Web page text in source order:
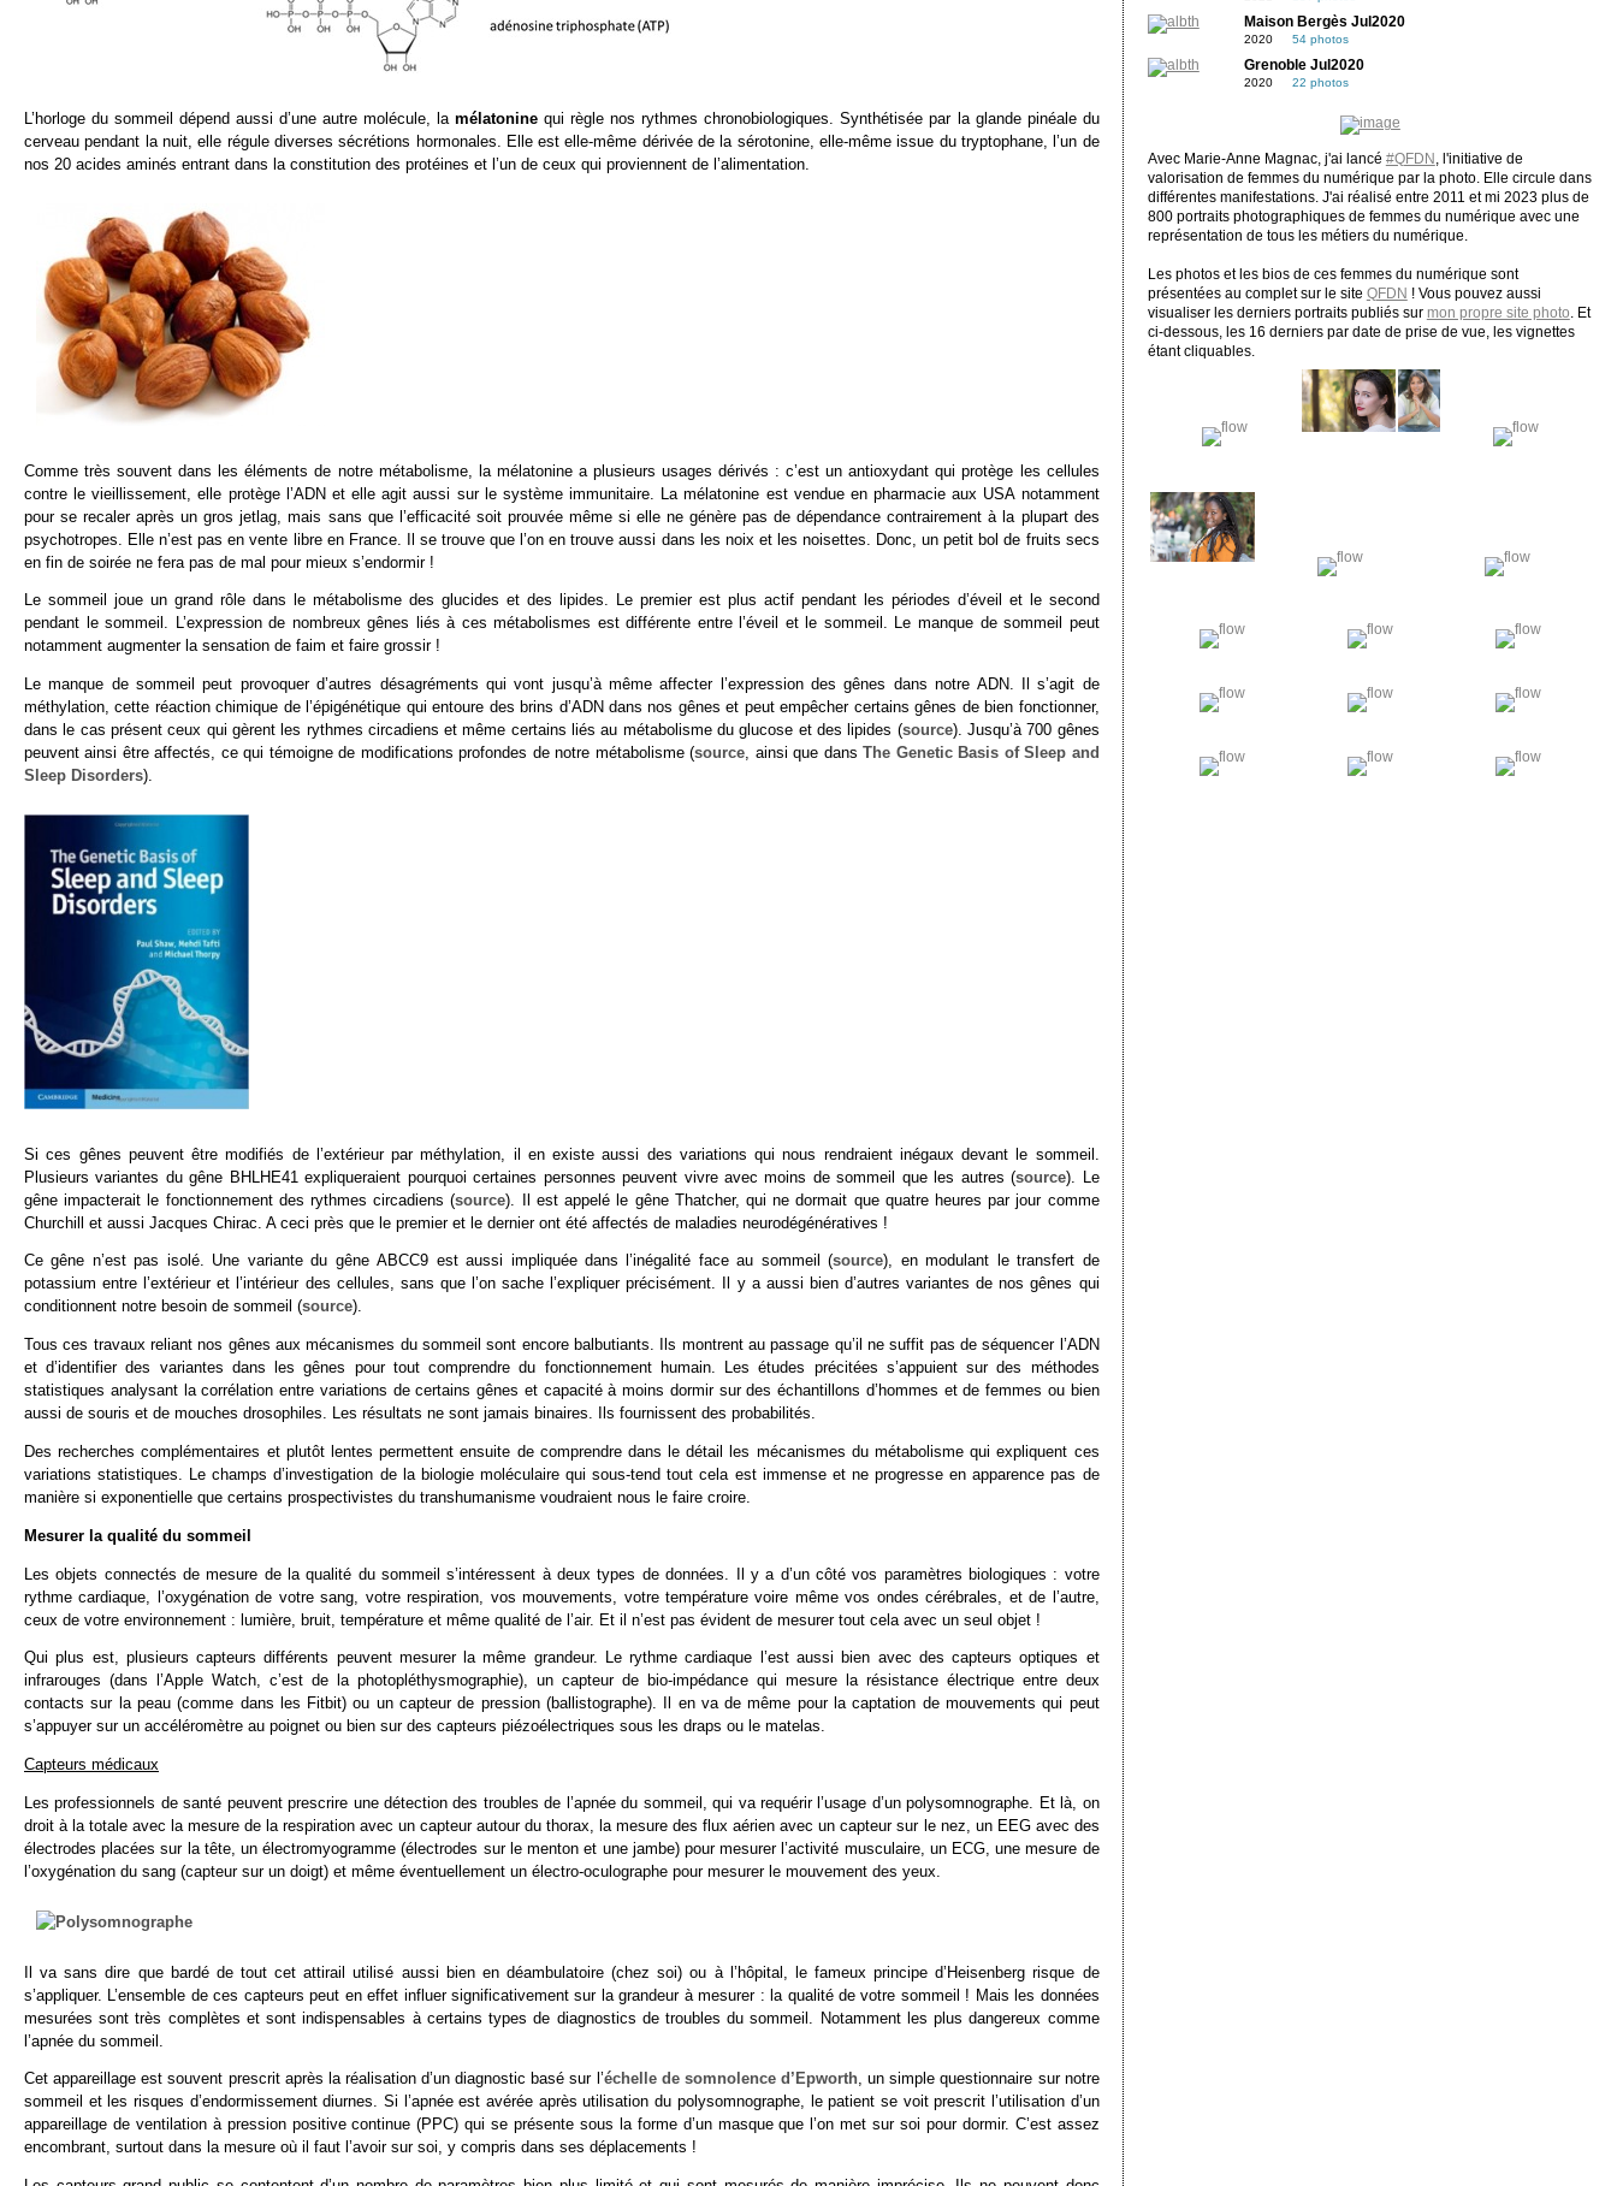
L’horloge du sommeil dépend aussi d’une autre molécule, lamélatoninequi règle nos rythmes chronobiologiques. Synthétisée par la glande pinéale du
cerveau pendant la nuit, elle régule diverses sécrétions hormonales. Elle est elle-même dérivée de la sérotonine, elle-même issue du tryptophane, l’un de
nos 20 acides aminés entrant dans la constitution des protéines et l’un de ceux qui proviennent de l’alimentation.
Comme très souvent dans les éléments de notre métabolisme, la mélatonine a plusieurs usages dérivés : c’est un antioxydant qui protège les cellules
contre le vieillissement, elle protège l’ADN et elle agit aussi sur le système immunitaire. La mélatonine est vendue en pharmacie aux USA notamment
pour se recaler après un gros jetlag, mais sans que l’efficacité soit prouvée même si elle ne génère pas de dépendance contrairement à la plupart des
psychotropes. Elle n’est pas en vente libre en France. Il se trouve que l’on en trouve aussi dans les noix et les noisettes. Donc, un petit bol de fruits secs
en fin de soirée ne fera pas de mal pour mieux s’endormir !
Le sommeil joue un grand rôle dans le métabolisme des glucides et des lipides. Le premier est plus actif pendant les périodes d’éveil et le second
pendant le sommeil. L’expression de nombreux gênes liés à ces métabolismes est différente entre l’éveil et le sommeil. Le manque de sommeil peut
notamment augmenter la sensation de faim et faire grossir !
Le manque de sommeil peut provoquer d’autres désagréments qui vont jusqu’à même affecter l’expression des gênes dans notre ADN. Il s’agit de
méthylation, cette réaction chimique de l’épigénétique qui entoure des brins d’ADN dans nos gênes et peut empêcher certains gênes de bien fonctionner,
dans le cas présent ceux qui gèrent les rythmes circadiens et même certains liés au métabolisme du glucose et des lipides (source). Jusqu’à 700 gênes
peuvent ainsi être affectés, ce qui témoigne de modifications profondes de notre métabolisme (source, ainsi que dansThe Genetic Basis of Sleep and
Sleep Disorders).
Si ces gênes peuvent être modifiés de l’extérieur par méthylation, il en existe aussi des variations qui nous rendraient inégaux devant le sommeil.
Plusieurs variantes du gêne BHLHE41 expliqueraient pourquoi certaines personnes peuvent vivre avec moins de sommeil que les autres (source). Le
gêne impacterait le fonctionnement des rythmes circadiens (source). Il est appelé le gêne Thatcher, qui ne dormait que quatre heures par jour comme
Churchill et aussi Jacques Chirac. A ceci près que le premier et le dernier ont été affectés de maladies neurodégénératives !
Ce gêne n’est pas isolé. Une variante du gêne ABCC9 est aussi impliquée dans l’inégalité face au sommeil (source), en modulant le transfert de
potassium entre l’extérieur et l’intérieur des cellules, sans que l’on sache l’expliquer précisément. Il y a aussi bien d’autres variantes de nos gênes qui
conditionnent notre besoin de sommeil (source).
Tous ces travaux reliant nos gênes aux mécanismes du sommeil sont encore balbutiants. Ils montrent au passage qu’il ne suffit pas de séquencer l’ADN
et d’identifier des variantes dans les gênes pour tout comprendre du fonctionnement humain. Les études précitées s’appuient sur des méthodes
statistiques analysant la corrélation entre variations de certains gênes et capacité à moins dormir sur des échantillons d’hommes et de femmes ou bien
aussi de souris et de mouches drosophiles. Les résultats ne sont jamais binaires. Ils fournissent des probabilités.
Des recherches complémentaires et plutôt lentes permettent ensuite de comprendre dans le détail les mécanismes du métabolisme qui expliquent ces
variations statistiques. Le champs d’investigation de la biologie moléculaire qui sous-tend tout cela est immense et ne progresse en apparence pas de
manière si exponentielle que certains prospectivistes du transhumanisme voudraient nous le faire croire.
Mesurer la qualité du sommeil
Les objets connectés de mesure de la qualité du sommeil s’intéressent à deux types de données. Il y a d’un côté vos paramètres biologiques : votre
rythme cardiaque, l’oxygénation de votre sang, votre respiration, vos mouvements, votre température voire même vos ondes cérébrales, et de l’autre,
ceux de votre environnement : lumière, bruit, température et même qualité de l’air. Et il n’est pas évident de mesurer tout cela avec un seul objet !
Qui plus est, plusieurs capteurs différents peuvent mesurer la même grandeur. Le rythme cardiaque l’est aussi bien avec des capteurs optiques et
infrarouges (dans l’Apple Watch, c’est de la photopléthysmographie), un capteur de bio-impédance qui mesure la résistance électrique entre deux
contacts sur la peau (comme dans les Fitbit) ou un capteur de pression (ballistographe). Il en va de même pour la captation de mouvements qui peut
s’appuyer sur un accéléromètre au poignet ou bien sur des capteurs piézoélectriques sous les draps ou le matelas.
Capteurs médicaux
Les professionnels de santé peuvent prescrire une détection des troubles de l’apnée du sommeil, qui va requérir l’usage d’un polysomnographe. Et là, on
droit à la totale avec la mesure de la respiration avec un capteur autour du thorax, la mesure des flux aérien avec un capteur sur le nez, un EEG avec des
électrodes placées sur la tête, un électromyogramme (électrodes sur le menton et une jambe) pour mesurer l’activité musculaire, un ECG, une mesure de
l’oxygénation du sang (capteur sur un doigt) et même éventuellement un électro-oculographe pour mesurer le mouvement des yeux.
Il va sans dire que bardé de tout cet attirail utilisé aussi bien en déambulatoire (chez soi) ou à l’hôpital, le fameux principe d’Heisenberg risque de
s’appliquer. L’ensemble de ces capteurs peut en effet influer significativement sur la grandeur à mesurer : la qualité de votre sommeil ! Mais les données
mesurées sont très complètes et sont indispensables à certains types de diagnostics de troubles du sommeil. Notamment les plus dangereux comme
l’apnée du sommeil.
Cet appareillage est souvent prescrit après la réalisation d’un diagnostic basé sur l’échelle de somnolence d’Epworth, un simple questionnaire sur notre
sommeil et les risques d’endormissement diurnes. Si l’apnée est avérée après utilisation du polysomnographe, le patient se voit prescrit l’utilisation d’un
appareillage de ventilation à pression positive continue (PPC) qui se présente sous la forme d’un masque que l’on met sur soi pour dormir. C’est assez
encombrant, surtout dans la mesure où il faut l’avoir sur soi, y compris dans ses déplacements !
Maison Bergès Jul2020
2020 54 photos
Grenoble Jul2020
2020 22 photos
Avec Marie-Anne Magnac, j'ai lancé #QFDN
, l'initiative de
valorisation de femmes du numérique par la photo. Elle circule dans
différentes manifestations. J'ai réalisé entre 2011 et mi 2023 plus de
800 portraits photographiques de femmes du numérique avec une
représentation de tous les métiers du numérique.
Les photos et les bios de ces femmes du numérique sont
présentées au complet sur le site QFDN ! Vous pouvez aussi
visualiser les derniers portraits publiés sur mon propre site photo . Et
ci-dessous, les 16 derniers par date de prise de vue, les vignettes
étant cliquables.